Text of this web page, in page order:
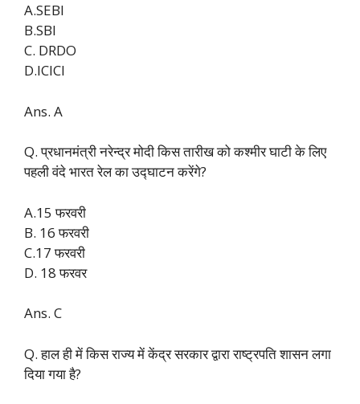
A.SEBI
B.SBI
C. DRDO
D.ICICI
Ans. A
Q. प्रधानमंत्री नरेन्द्र मोदी किस तारीख को कश्मीर घाटी के लिए
पहली वंदे भारत रेल का उद्घाटन करेंगे?
A.15 फरवरी
B. 16 फरवरी
C.17 फरवरी
D. 18 फरवर
Ans. C
Q. हाल ही में किस राज्य में केंद्र सरकार द्वारा राष्ट्रपति शासन लगा
दिया गया है?